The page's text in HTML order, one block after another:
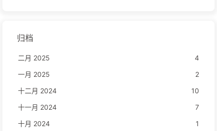
归档
二月 2025
4
一月 2025
2
十二月 2024
10
十一月 2024
7
十月 2024
1